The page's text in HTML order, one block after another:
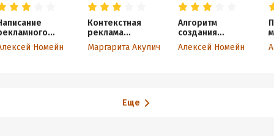
Продажи
соц. сети
Номейн
Контекстная
реклама
и маркетинг
контента
Маргарита Акулич
Алгоритм
создания
убойного
продающего
Алексей Номейн
Еще